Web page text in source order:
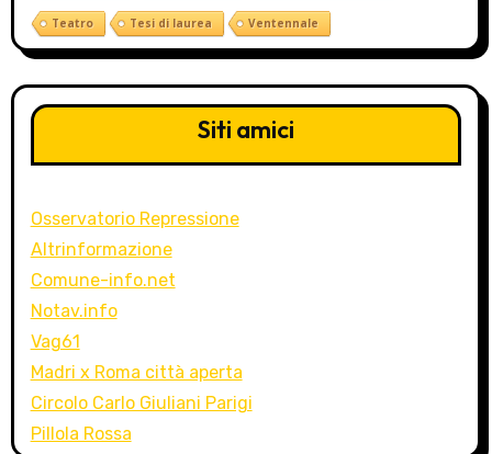
Teatro Tesi di laurea Ventennale
Siti amici
Osservatorio Repressione
Altrinformazione
Comune-info.net
Notav.info
Vag61
Madri x Roma città aperta
Circolo Carlo Giuliani Parigi
Pillola Rossa